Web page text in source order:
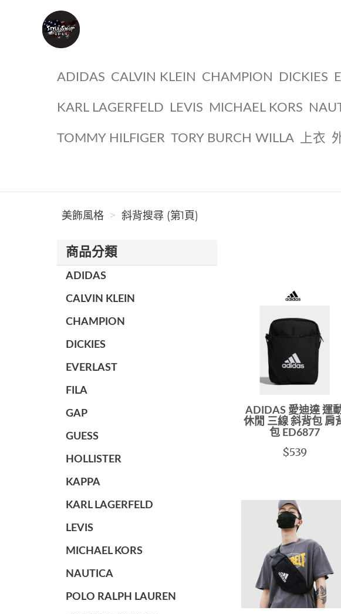
ADIDAS CALVIN KLEIN CHAMPION DICKIES
KARL LAGERFELD LEVIS MICHAEL KORS
TOMMY HILFIGER TORY BURCH WILLA 上衣
美飾風格 斜背搜尋 (第1頁)
商品分類
ADIDAS
CALVIN KLEIN
CHAMPION
DICKIES
EVERLAST
FILA
GAP
GUESS
HOLLISTER
KAPPA
KARL LAGERFELD
LEVIS
MICHAEL KORS
NAUTICA
POLO RALPH LAUREN
ADIDAS 愛迪達 運
休閒 三線 斜背包 肩
包 ED6877
$539